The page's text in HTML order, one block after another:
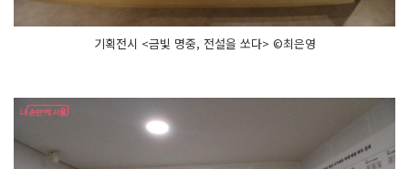
기획전시 <금빛 명중, 전설을 쏘다> ©최은영